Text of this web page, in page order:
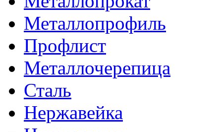
Металлопрофиль
Профлист
Металлочерепица
Сталь
Нержавейка